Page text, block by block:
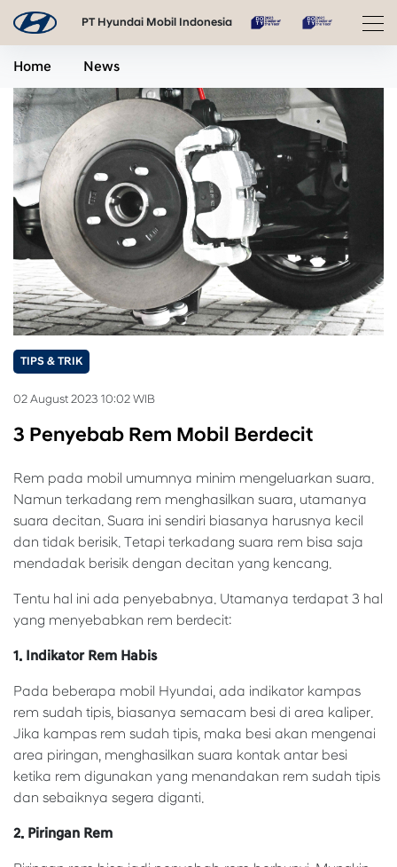
PT Hyundai Mobil Indonesia
Home News
TIPS & TRIK
02 August 2023 10:02 WIB
3 Penyebab Rem Mobil Berdecit
Rem pada mobil umumnya minim mengeluarkan suara.
Namun terkadang rem menghasilkan suara, utamanya
suara decitan. Suara ini sendiri biasanya harusnya kecil
dan tidak berisik. Tetapi terkadang suara rem bisa saja
mendadak berisik dengan decitan yang kencang.
Tentu hal ini ada penyebabnya. Utamanya terdapat 3 hal
yang menyebabkan rem berdecit:
1. Indikator Rem Habis
Pada beberapa mobil Hyundai, ada indikator kampas
rem sudah tipis, biasanya semacam besi di area kaliper.
Jika kampas rem sudah tipis, maka besi akan mengenai
area piringan, menghasilkan suara kontak antar besi
ketika rem digunakan yang menandakan rem sudah tipis
dan sebaiknya segera diganti.
2. Piringan Rem